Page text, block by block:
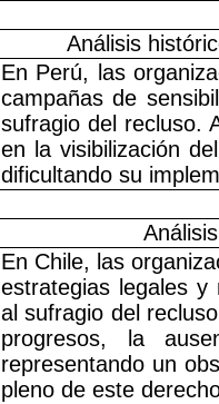
Análisis
En Perú, las
campañas de
sufragio del recluso.
en la visibilización
dificultando su
En Chile, las
estrategias legales y
al sufragio del
progresos, la
representando un
pleno de este